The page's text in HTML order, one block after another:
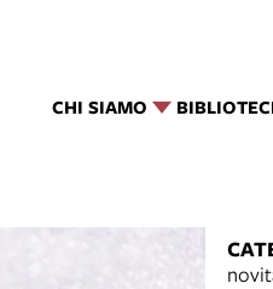
CHI SIAMO